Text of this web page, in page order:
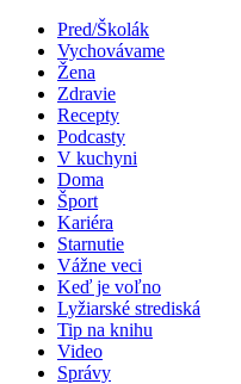
Pred/Školák
Vychovávame
Žena
Zdravie
Recepty
Podcasty
V kuchyni
Doma
Šport
Kariéra
Starnutie
Vážne veci
Keď je voľno
Lyžiarské strediská
Tip na knihu
Video
Správy